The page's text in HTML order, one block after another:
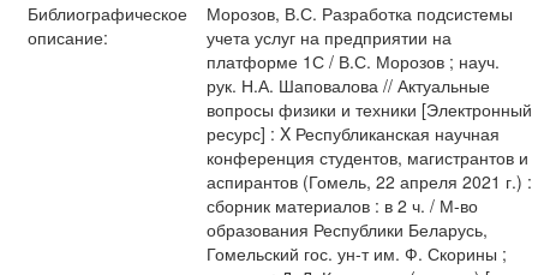
Библиографическое
описание:
Морозов, В.С. Разработка подсистемы
учета услуг на предприятии на
платформе 1С / В.С. Морозов ; науч.
рук. Н.А. Шаповалова // Актуальные
вопросы физики и техники [Электронный
ресурс] : X Республиканская научная
конференция студентов, магистрантов и
аспирантов (Гомель, 22 апреля 2021 г.) :
сборник материалов : в 2 ч. / М-во
образования Республики Беларусь,
Гомельский гос. ун-т им. Ф. Скорины ;